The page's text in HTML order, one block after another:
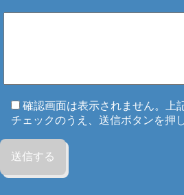
確認画面は表示されません。上
チェックのうえ、送信ボタンを押